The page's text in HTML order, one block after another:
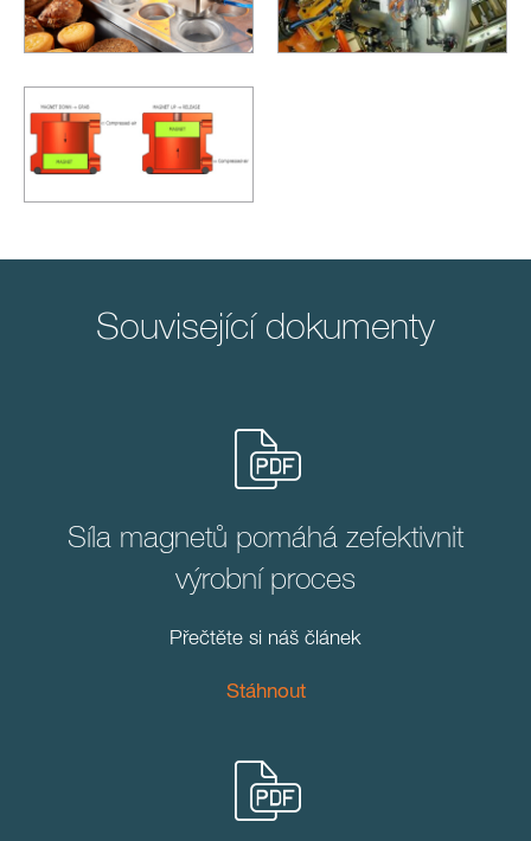
Související dokumenty
Síla magnetů pomáhá zefektivnit
výrobní proces
Přečtěte si náš článek
Stáhnout